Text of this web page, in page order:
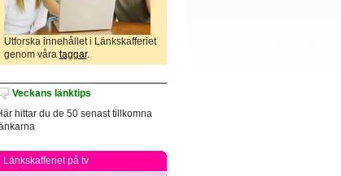
Utforska innehållet i Länkskafferiet
genom våra taggar.
Veckans länktips
hittar du de 50 senast tillkomna
Länkskafferiet på tv